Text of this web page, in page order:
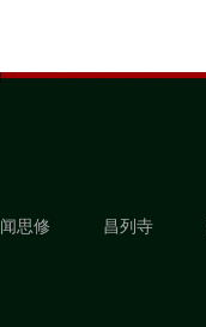
闻思修 昌列寺